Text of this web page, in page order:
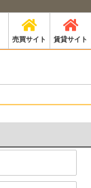
売買サイト 賃貸サイト